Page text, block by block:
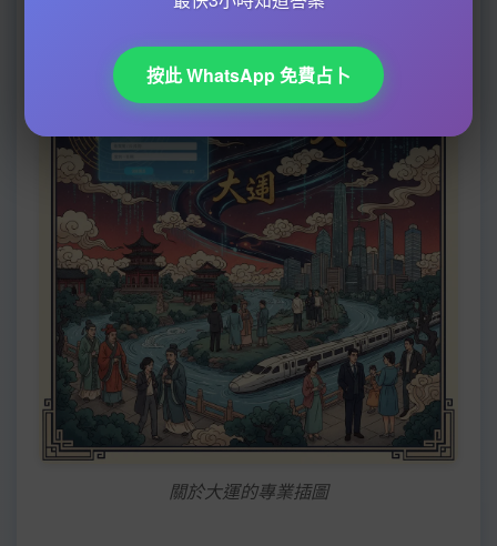
關於大運的專業插圖
按此 WhatsApp 免費占卜